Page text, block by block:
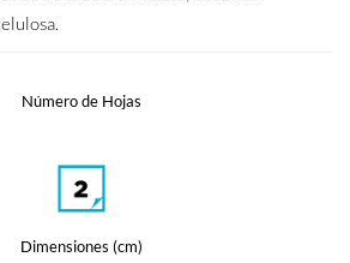
Número de Hojas
Dimensiones (cm)